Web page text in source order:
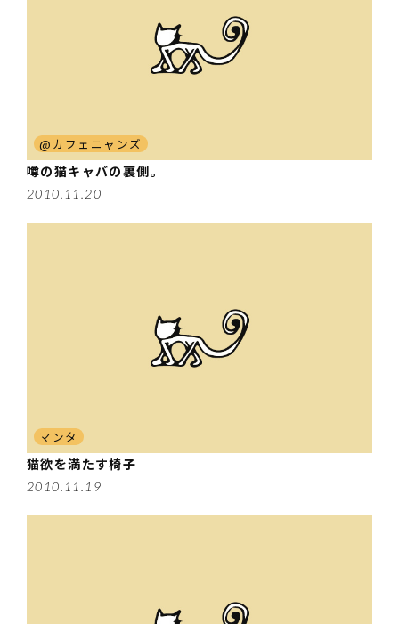
@カフェニャンズ
噂の猫キャバの裏側。
2010.11.20
マンタ
猫欲を満たす椅子
2010.11.19